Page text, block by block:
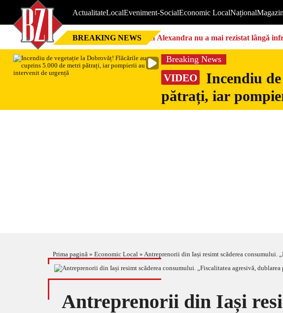
ActualitateLocalEveniment-SocialEconomic LocalNaționalMagazin
BREAKING NEWS Nici Alexandra nu a mai rezistat lângă
Breaking News
VIDEO
Incendiu
pătrați, iar
Prima pagină » Economic Local » Antreprenorii din Iași resimt scăderea consumului.
Antreprenorii din Iași